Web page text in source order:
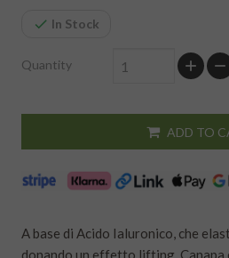
In Stock
Quantity
ADD TO
A base di Acido Ialuronico, che
donando un effetto lifting,